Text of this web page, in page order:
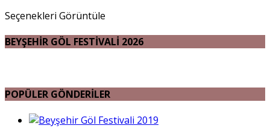
Seçenekleri Görüntüle
BEYŞEHİR GÖL FESTİVALİ 2026
POPÜLER GÖNDERİLER